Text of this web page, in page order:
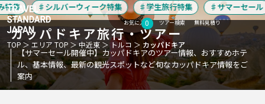
お気に入り
0 無料見積り
ツアー検索
TOP エリア TOP 中近東 トルコ カッパドキア
カッパドキア旅行・ツアー
【サマーセール開催中】カッパドキアのツアー情報、おすすめホテ
ル、基本情報、最新の観光スポットなど旬なカッパドキア情報をご
案内
集 シルバーウィーク特集 学生旅行特集 サマーセール